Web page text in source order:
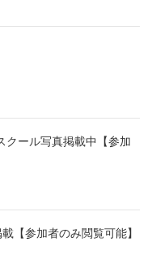
クール写真掲載中【参加
【参加者のみ閲覧可能】